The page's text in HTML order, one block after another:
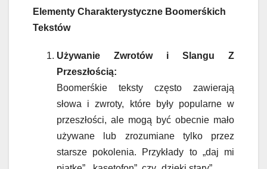
Elementy Charakterystyczne Boomerśkich
Tekstów
Używanie Zwrotów i Slangu Z
Przeszłością:
Boomerśkie teksty często zawierają
słowa i zwroty, które były popularne w
przeszłości, ale mogą być obecnie mało
używane lub zrozumiane tylko przez
starsze pokolenia. Przykłady to „daj mi